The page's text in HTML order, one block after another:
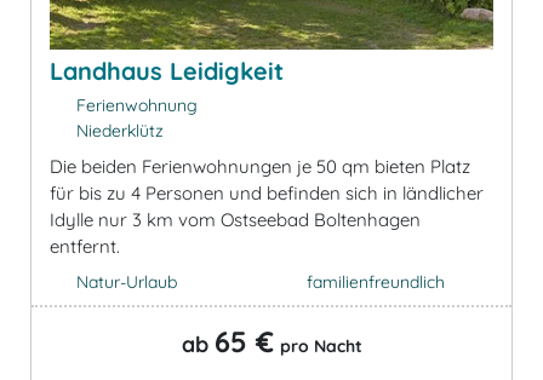
Landhaus Leidigkeit
Ferienwohnung
Niederklütz
Die beiden Ferienwohnungen je 50 qm bieten Platz
für bis zu 4 Personen und befinden sich in ländlicher
Idylle nur 3 km vom Ostseebad Boltenhagen
entfernt.
Natur-Urlaub familienfreundlich
ab 65 € pro Nacht